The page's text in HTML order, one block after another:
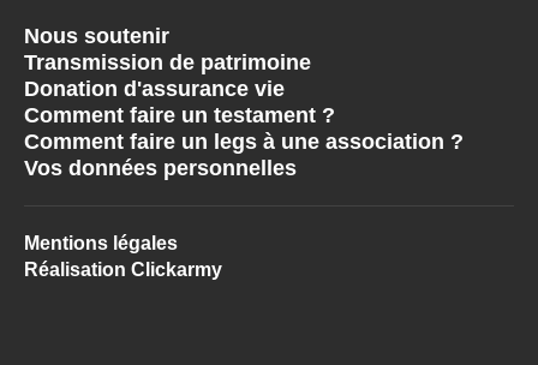
Nous soutenir
Transmission de patrimoine
Donation d'assurance vie
Comment faire un testament ?
Comment faire un legs à une association ?
Vos données personnelles
Mentions légales
Réalisation Clickarmy